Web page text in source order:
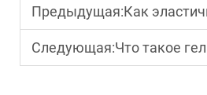
Предыдущая:Как эластичное резиновое
Следующая:Что такое гель-лак